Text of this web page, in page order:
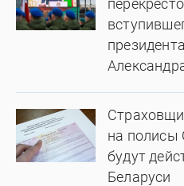
на полисы
будут
Беларуси